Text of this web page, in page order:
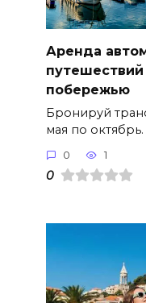
Аренда
побережью
Бронируй
мая по октябрь.
0 1
0